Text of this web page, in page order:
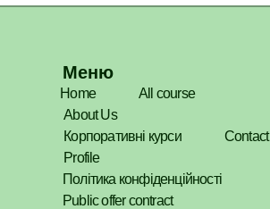
Меню
Home
All course
About Us
Корпоративні курси
Contact
Profile
Політика конфіденційності
Public offer contract